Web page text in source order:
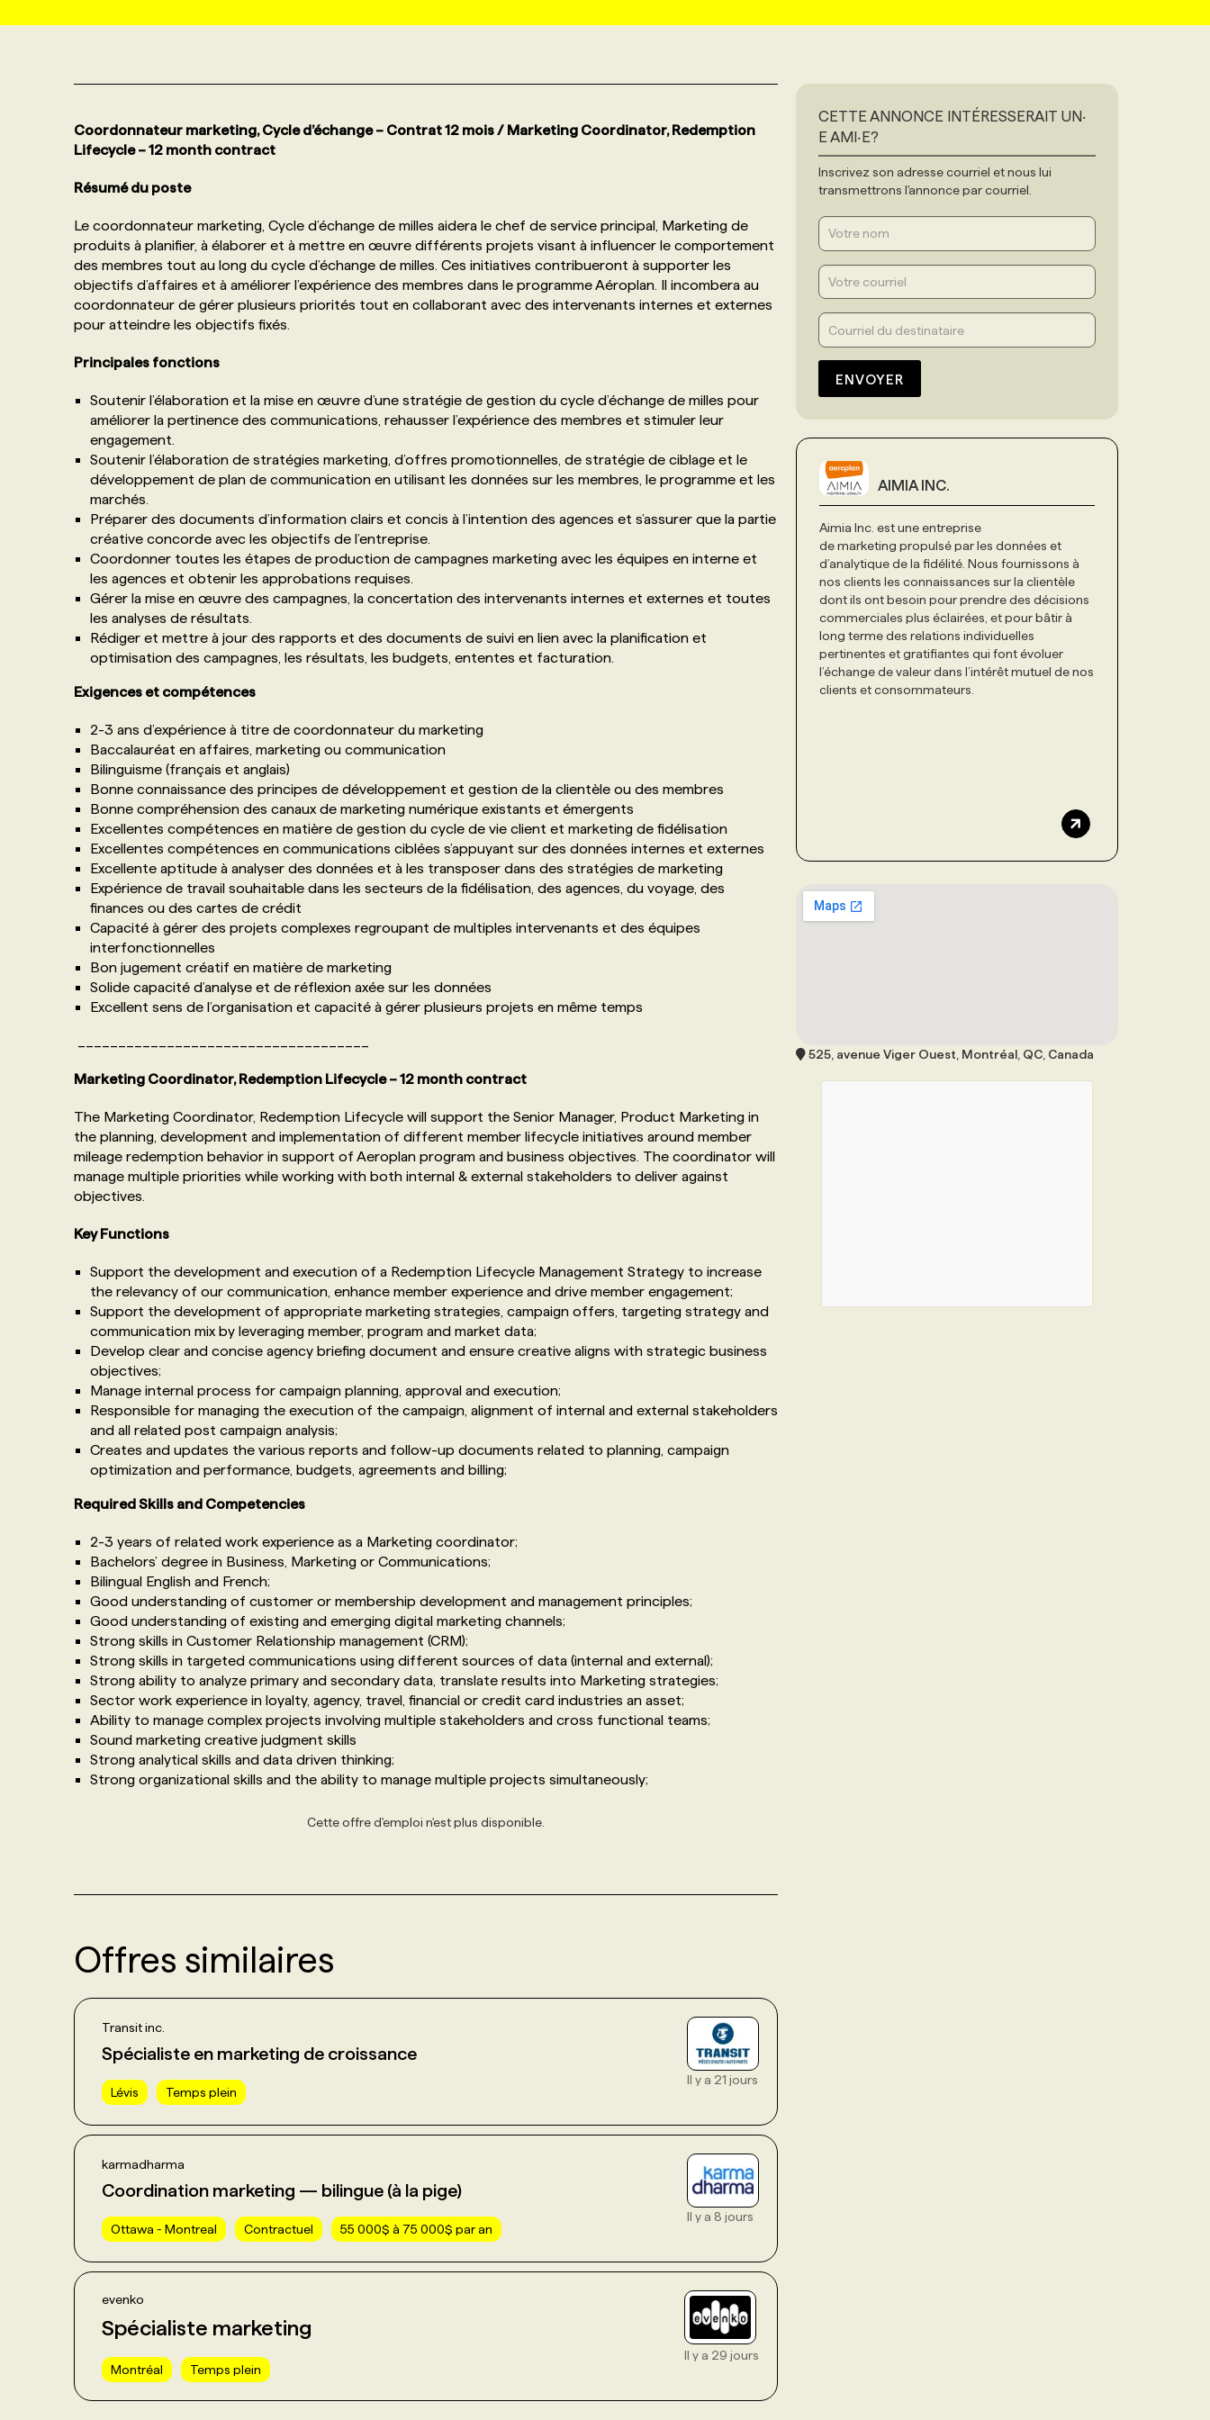
NOS TARIFS
FAQ
ANNONCEZ AVEC NOUS
ANNONCEZ AVEC NOUS
Coordonnateur marketing, Cycle d’échange – Contrat 12 mois / Marketing Coordinator, Redemption
Lifecycle – 12 month contract
Résumé du poste
Le coordonnateur marketing, Cycle d’échange de milles aidera le chef de service principal, Marketing de
produits à planifier, à élaborer et à mettre en œuvre différents projets visant à influencer le comportement
des membres tout au long du cycle d’échange de milles. Ces initiatives contribueront à supporter les
objectifs d’affaires et à améliorer l’expérience des membres dans le programme Aéroplan. Il incombera au
coordonnateur de gérer plusieurs priorités tout en collaborant avec des intervenants internes et externes
pour atteindre les objectifs fixés.
Principales fonctions
Soutenir l’élaboration et la mise en œuvre d’une stratégie de gestion du cycle d’échange de milles pour
améliorer la pertinence des communications, rehausser l’expérience des membres et stimuler leur
engagement.
Soutenir l’élaboration de stratégies marketing, d’offres promotionnelles, de stratégie de ciblage et le
développement de plan de communication en utilisant les données sur les membres, le programme et les
marchés.
Préparer des documents d’information clairs et concis à l’intention des agences et s’assurer que la partie
créative concorde avec les objectifs de l’entreprise.
Coordonner toutes les étapes de production de campagnes marketing avec les équipes en interne et
les agences et obtenir les approbations requises.
Gérer la mise en œuvre des campagnes, la concertation des intervenants internes et externes et toutes
les analyses de résultats.
Rédiger et mettre à jour des rapports et des documents de suivi en lien avec la planification et
optimisation des campagnes, les résultats, les budgets, ententes et facturation.
Exigences et compétences
2-3 ans d’expérience à titre de coordonnateur du marketing
Baccalauréat en affaires, marketing ou communication
Bilinguisme (français et anglais)
Bonne connaissance des principes de développement et gestion de la clientèle ou des membres
Bonne compréhension des canaux de marketing numérique existants et émergents
Excellentes compétences en matière de gestion du cycle de vie client et marketing de fidélisation
Excellentes compétences en communications ciblées s’appuyant sur des données internes et externes
Excellente aptitude à analyser des données et à les transposer dans des stratégies de marketing
Expérience de travail souhaitable dans les secteurs de la fidélisation, des agences, du voyage, des
finances ou des cartes de crédit
Capacité à gérer des projets complexes regroupant de multiples intervenants et des équipes
interfonctionnelles
Bon jugement créatif en matière de marketing
Solide capacité d’analyse et de réflexion axée sur les données
Excellent sens de l’organisation et capacité à gérer plusieurs projets en même temps
Marketing Coordinator, Redemption Lifecycle – 12 month contract
The Marketing Coordinator, Redemption Lifecycle will support the Senior Manager, Product Marketing in
the planning, development and implementation of different member lifecycle initiatives around member
mileage redemption behavior in support of Aeroplan program and business objectives. The coordinator will
manage multiple priorities while working with both internal & external stakeholders to deliver against
objectives.
Key Functions
Support the development and execution of a Redemption Lifecycle Management Strategy to increase
the relevancy of our communication, enhance member experience and drive member engagement;
Support the development of appropriate marketing strategies, campaign offers, targeting strategy and
communication mix by leveraging member, program and market data;
Develop clear and concise agency briefing document and ensure creative aligns with strategic business
objectives;
Manage internal process for campaign planning, approval and execution;
Responsible for managing the execution of the campaign, alignment of internal and external stakeholders
and all related post campaign analysis;
Creates and updates the various reports and follow-up documents related to planning, campaign
optimization and performance, budgets, agreements and billing;
Required Skills and Competencies
2-3 years of related work experience as a Marketing coordinator;
Bachelors’ degree in Business, Marketing or Communications;
Bilingual English and French;
Good understanding of customer or membership development and management principles;
Good understanding of existing and emerging digital marketing channels;
Strong skills in Customer Relationship management (CRM);
Strong skills in targeted communications using different sources of data (internal and external);
Strong ability to analyze primary and secondary data, translate results into Marketing strategies;
Sector work experience in loyalty, agency, travel, financial or credit card industries an asset;
Ability to manage complex projects involving multiple stakeholders and cross functional teams;
Sound marketing creative judgment skills
Strong analytical skills and data driven thinking;
Strong organizational skills and the ability to manage multiple projects simultaneously;
Cette offre d'emploi n'est plus disponible.
Offres similaires
Transit inc.
Spécialiste en marketing de croissance
Lévis Temps plein
Il y a 21 jours
karmadharma
Coordination marketing — bilingue (à la pige)
Ottawa - Montreal Contractuel 55 000$ à 75 000$ par an
Il y a 8 jours
evenko
Spécialiste marketing
Montréal Temps plein
Il y a 29 jours
CETTE ANNONCE INTÉRESSERAIT UN‧
E AMI‧E?
Inscrivez son adresse courriel et nous lui
transmettrons l'annonce par courriel.
ENVOYER
AIMIA INC.
Aimia Inc. est une entreprise
de marketing propulsé par les données et
d’analytique de la fidélité. Nous fournissons à
nos clients les connaissances sur la clientèle
dont ils ont besoin pour prendre des décisions
commerciales plus éclairées, et pour bâtir à
long terme des relations individuelles
pertinentes et gratifiantes qui font évoluer
l’échange de valeur dans l’intérêt mutuel de nos
clients et consommateurs.
525, avenue Viger Ouest, Montréal, QC, Canada